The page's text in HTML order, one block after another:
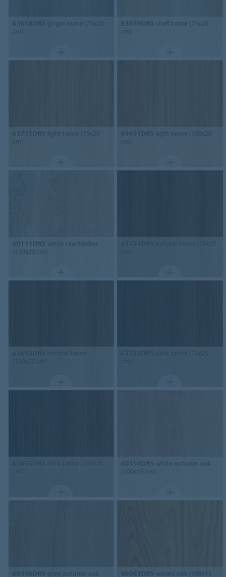
63658DR5 grigio twine (75x25
cm)
63659DR5 shell twine (75x25
cm)
63751DR5 light twine (75x25
cm)
63651DR5 light twine (150x20
cm)
60151DR5 white raw timber
(120x20 cm)
63753DR5 natural twine (75x25
cm)
63653DR5 natural twine
(150x20 cm)
63755DR5 dark twine (75x25
cm)
63655DR5 dark twine (150x20
cm)
60350DR5 white autumn oak
(100x15 cm)
60356DR5 grey autumn oak
60063DR5 waxed oak (100x15